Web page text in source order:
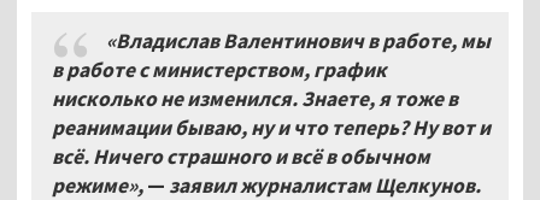
«Владислав Валентинович в работе, мы
в работе с министерством, график
нисколько не изменился. Знаете, я тоже в
реанимации бываю, ну и что теперь? Ну вот и
всё. Ничего страшного и всё в обычном
режиме»,— заявил журналистам Щелкунов.